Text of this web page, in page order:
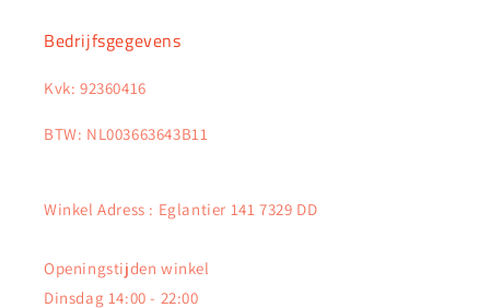
Bedrijfsgegevens
Kvk: 92360416
BTW: NL003663643B11
Winkel Adress : Eglantier 141 7329 DD
Openingstijden winkel
Dinsdag 14:00 - 22:00